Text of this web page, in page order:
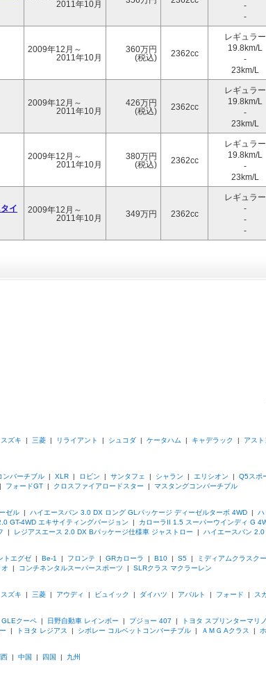
2011年10月
-
-
2009年12月～
2011年10月
360万円
(税込)
2362cc
レギュラー
19.8km/L
-
23km/L
2009年12月～
2011年10月
426万円
(税込)
2362cc
レギュラー
19.8km/L
-
23km/L
2009年12月～
2011年10月
380万円
(税込)
2362cc
レギュラー
19.8km/L
-
23km/L
イ
2009年12月～
2011年10月
349万円 2362cc
レギュラー
-
-
-
スズキ | 三菱 | リライアント | シュコダ | ケータハム | キャデラック | アス
ンバーチブル | XLR | ロビン | サンタフェ | シャラン | エリシオン | Q5スポ
フォードGT | クロスファイアロードスター | マスタングコンバーチブル
ゼル | ハイエースバン 3.0 DX ロング GLパッケージ ディーゼルターボ 4WD | ハ
GT-4WD エキサイティングバージョン | カローラII 1.5 スーパーウインディ G
| レジアスエース 2.0 DX Bパッケージ仕様車 ジャストロー | ハイエースバン
トエグゼ | Be-1 | フロンテ | GRカローラ | B10 | S5 | ミディアムクラスク
| コンチネンタルスーパースポーツ | SLRクラス マクラーレン
スズキ | 三菱 | アウディ | ビュイック | ダイハツ | アバルト | フォード | ス
GLEクーペ | 日野自動車 レインボー | プジョー 407 | トヨタ スプリンターマリノ
| トヨタ レジアス | シボレー コルベットコンバーチブル | ＡＭＧ Aクラス |
西 | 中国 | 四国 | 九州